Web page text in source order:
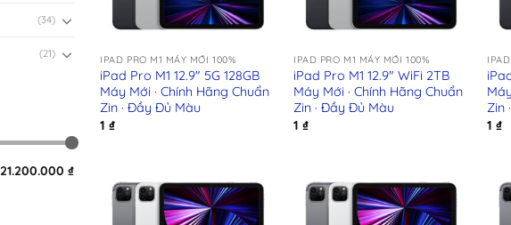
(34)
(21)
21.200.000 ₫
+
IPAD PRO M1 MÁY MỚI 100%
iPad Pro M1 12.9″ 5G 128GB
Máy Mới · Chính Hãng Chuẩn
Zin · Đầy Đủ Màu
1₫
+
IPAD PRO M1 MÁY MỚI 100%
iPad Pro M1 12.9″ WiFi 2TB
Máy Mới · Chính Hãng Chuẩn
Zin · Đầy Đủ Màu
1₫
Zin
1₫